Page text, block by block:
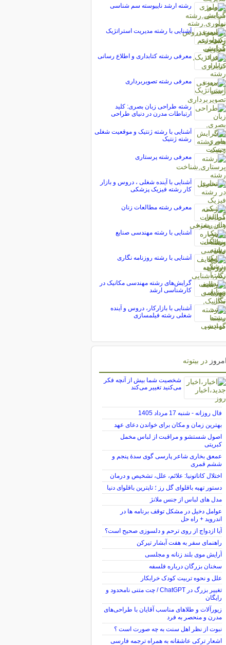
رشته ارشد ناپیوسته سم شناسی
آشنایی با رشته مدیریت استراتژیک
معرفی رشته کتابداری و اطلاع رسانی
معرفی رشته تصویربرداری
رشته طراحی زبان بصری: کلید
ارتباطات مدرن در دنیای طراحی
آشنایی با رشته ژنتیک و موقعیت شغلی
رشته ژنتیک
معرفی رشته پرستاری
آشنایی با آینده شغلی ، دروس و بازار
کار رشته فیزیک پزشکی
معرفی رشته مطالعات زنان
آشنایی با رشته مهندسی صنایع
آشنایی با رشته روزنامه نگاری
گرایش‌های رشته مهندسی مکانیک در
کارشناسی ارشد
آشنایی با بازارکار، دروس و آینده
شغلی رشته فیلمسازی
امروز در بیتوته
شخصیت شما بیش از آنچه فکر
می‌کنید تغییر می‌کند
فال روزانه - شنبه 17 مرداد 1405
بهترین زمان و مکان برای خواندن دعای عهد
اصول شستشو و مراقبت از لباس مخمل
کبریتی
عمعق بخاری شاعر پارسی گوی سدهٔ پنجم و
ششم قمری
اختلال کاتاتونیا: علائم، علل، تشخیص و درمان
دستور تهیه باقلوای گل رز ؛ تاپترین باقلوای دنیا
مدل های لباس از جنس ملانژ
عوامل دخیل در مشکل توقف برنامه ها در
اندروید + راه حل
آیا ازدواج از روی ترحم و دلسوزی صحیح است؟
راهنمای سفر به هفت آبشار تیرکن
آرایش موی بلند زنانه و مجلسی
سخنان بزرگان درباره فلسفه
علل و نحوه تربیت کودک خرابکار
تغییر بزرگ در ChatGPT / چت متنی نامحدود و
رایگان
زیورآلات و طلاهای مناسب آقایان با طراحی‌های
مدرن و منحصر به فرد
نبوت از نظر اهل سنت به چه صورت است ؟
اشعار ترکی عاشقانه به همراه ترجمه فارسی